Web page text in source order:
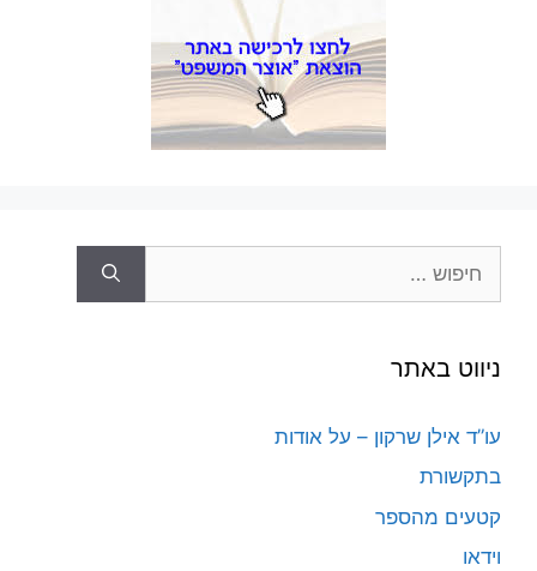
ניווט באתר
עו”ד אילן שרקון – על אודות
בתקשורת
קטעים מהספר
וידאו